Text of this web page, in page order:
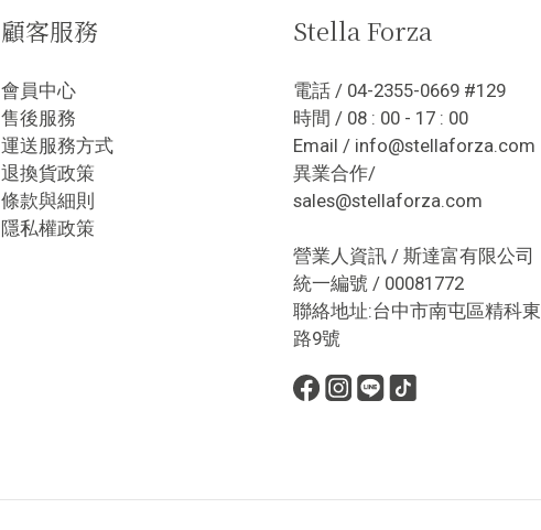
顧客服務
會員中心
售後服務
運送服務方式
退換貨政策
條款與細則
隱私權政策
Stella Forza
電話 / 04-2355-0669 #129
時間 / 08 : 00 - 17 : 00
Email / info@stellaforza.com
異業合作/
sales@stellaforza.com
營業人資訊 / 斯達富有限公司
統一編號 / 00081772
聯絡地址:台中市南屯區精科東
路9號